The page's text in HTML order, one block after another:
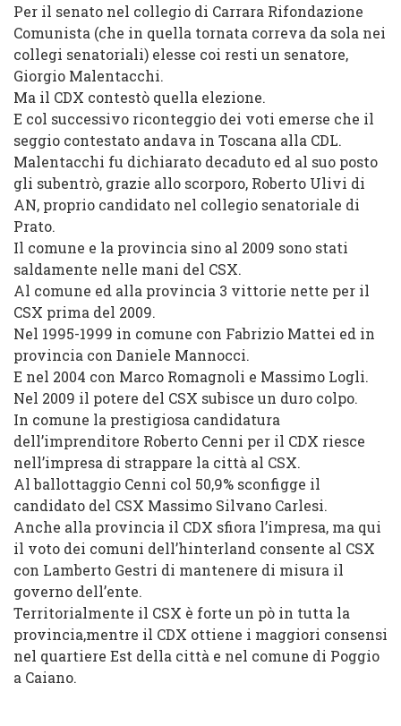
Per il senato nel collegio di Carrara Rifondazione
Comunista (che in quella tornata correva da sola nei
collegi senatoriali) elesse coi resti un senatore,
Giorgio Malentacchi.
Ma il CDX contestò quella elezione.
E col successivo riconteggio dei voti emerse che il
seggio contestato andava in Toscana alla CDL.
Malentacchi fu dichiarato decaduto ed al suo posto
gli subentrò, grazie allo scorporo, Roberto Ulivi di
AN, proprio candidato nel collegio senatoriale di
Prato.
Il comune e la provincia sino al 2009 sono stati
saldamente nelle mani del CSX.
Al comune ed alla provincia 3 vittorie nette per il
CSX prima del 2009.
Nel 1995-1999 in comune con Fabrizio Mattei ed in
provincia con Daniele Mannocci.
E nel 2004 con Marco Romagnoli e Massimo Logli.
Nel 2009 il potere del CSX subisce un duro colpo.
In comune la prestigiosa candidatura
dell’imprenditore Roberto Cenni per il CDX riesce
nell’impresa di strappare la città al CSX.
Al ballottaggio Cenni col 50,9% sconfigge il
candidato del CSX Massimo Silvano Carlesi.
Anche alla provincia il CDX sfiora l’impresa, ma qui
il voto dei comuni dell’hinterland consente al CSX
con Lamberto Gestri di mantenere di misura il
governo dell’ente.
Territorialmente il CSX è forte un pò in tutta la
provincia,mentre il CDX ottiene i maggiori consensi
nel quartiere Est della città e nel comune di Poggio
a Caiano.